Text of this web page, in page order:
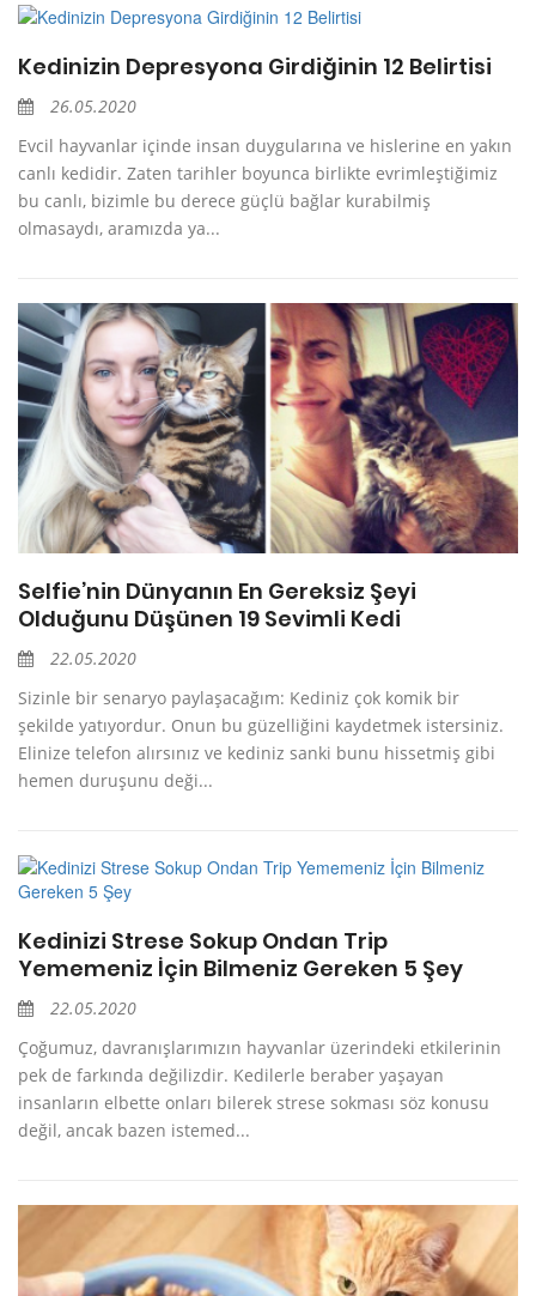
Kedinizin Depresyona Girdiğinin 12 Belirtisi
26.05.2020
Evcil hayvanlar içinde insan duygularına ve hislerine en yakın
canlı kedidir. Zaten tarihler boyunca birlikte evrimleştiğimiz
bu canlı, bizimle bu derece güçlü bağlar kurabilmiş
olmasaydı, aramızda ya...
Selfie’nin Dünyanın En Gereksiz Şeyi
Olduğunu Düşünen 19 Sevimli Kedi
22.05.2020
Sizinle bir senaryo paylaşacağım: Kediniz çok komik bir
şekilde yatıyordur. Onun bu güzelliğini kaydetmek istersiniz.
Elinize telefon alırsınız ve kediniz sanki bunu hissetmiş gibi
hemen duruşunu deği...
Kedinizi Strese Sokup Ondan Trip
Yememeniz İçin Bilmeniz Gereken 5 Şey
22.05.2020
Çoğumuz, davranışlarımızın hayvanlar üzerindeki etkilerinin
pek de farkında değilizdir. Kedilerle beraber yaşayan
insanların elbette onları bilerek strese sokması söz konusu
değil, ancak bazen istemed...